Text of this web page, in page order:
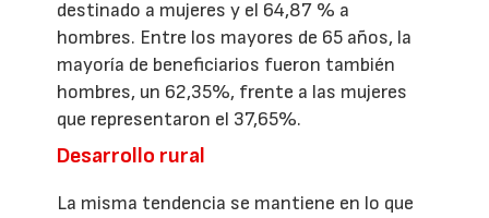
destinado a mujeres y el 64,87 % a
hombres. Entre los mayores de 65 años, la
mayoría de beneficiarios fueron también
hombres, un 62,35%, frente a las mujeres
que representaron el 37,65%.
Desarrollo rural
La misma tendencia se mantiene en lo que